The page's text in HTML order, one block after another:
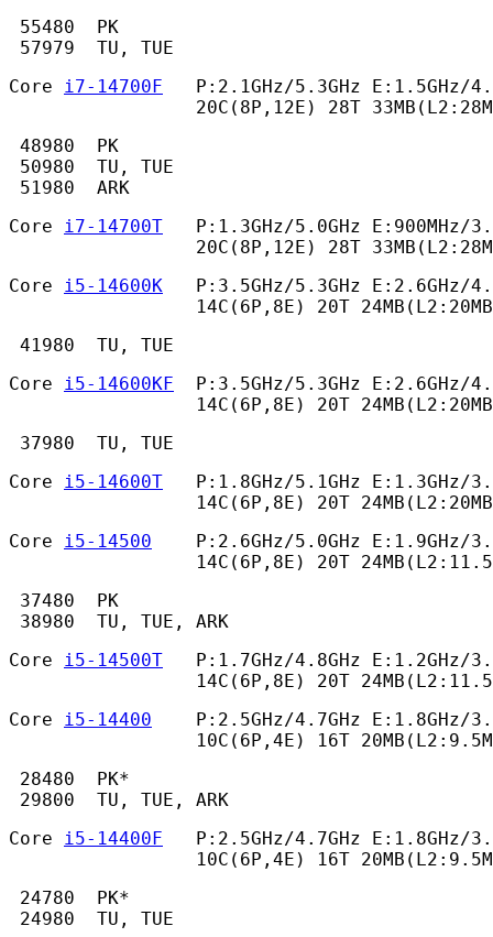
55480  PK
57979  TU, TUE
Core i7-14700F
P:2.1GHz/5.3GHz E:1.5GHz/
20C(8P,12E) 28T
48980  PK
50980  TU, TUE
51980  ARK
Core i7-14700T
P:1.3GHz/5.0GHz E:900MHz/
20C(8P,12E) 28T
Core i5-14600K
P:3.5GHz/5.3GHz E:2.6GHz/
14C(6P,8E) 20T
41980  TU, TUE
Core i5-14600KF
P:3.5GHz/5.3GHz E:2.6GHz/
14C(6P,8E) 20T
37980  TU, TUE
Core i5-14600T
P:1.8GHz/5.1GHz E:1.3GHz/
14C(6P,8E) 20T
Core i5-14500
P:2.6GHz/5.0GHz E:1.9GHz/
14C(6P,8E) 20T
37480  PK
38980  TU, TUE, ARK
Core i5-14500T
P:1.7GHz/4.8GHz E:1.2GHz/
14C(6P,8E) 20T
Core i5-14400
P:2.5GHz/4.7GHz E:1.8GHz/
10C(6P,4E) 16T
28480  PK*
29800  TU, TUE, ARK
Core i5-14400F
P:2.5GHz/4.7GHz E:1.8GHz/
10C(6P,4E) 16T
24780  PK*
24980  TU, TUE